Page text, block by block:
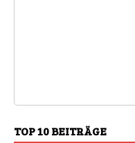
TOP 10 BEITRÄGE